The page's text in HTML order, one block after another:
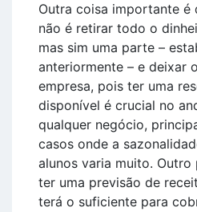
Outra coisa importante é
não é retirar todo o
mas sim uma parte –
anteriormente – e deixar
empresa, pois ter uma
disponível é crucial no
qualquer negócio,
casos onde a
alunos varia muito. Outro
ter uma previsão de
terá o suficiente para